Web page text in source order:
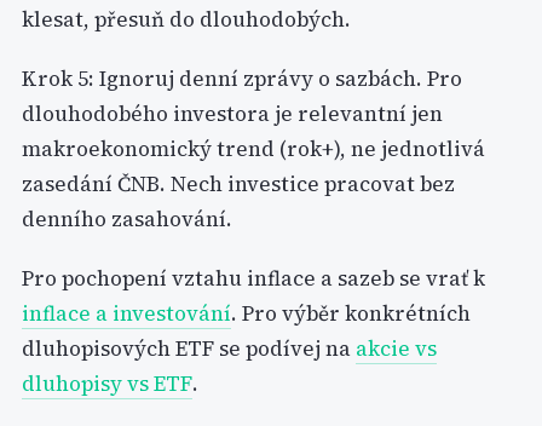
klesat, přesuň do dlouhodobých.
Krok 5: Ignoruj denní zprávy o sazbách. Pro
dlouhodobého investora je relevantní jen
makroekonomický trend (rok+), ne jednotlivá
zasedání ČNB. Nech investice pracovat bez
denního zasahování.
Pro pochopení vztahu inflace a sazeb se vrať k
inflace a investování. Pro výběr konkrétních
dluhopisových ETF se podívej na akcie vs
dluhopisy vs ETF.